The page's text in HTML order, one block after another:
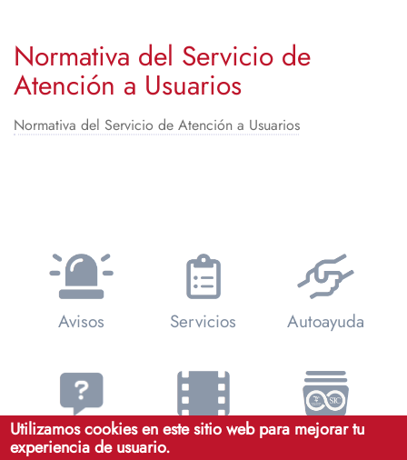
Normativa del Servicio de
Atención a Usuarios
Normativa del Servicio de Atención a Usuarios
Avisos Servicios Autoayuda
FAQs Videotutoriales Catálogo SIC
Utilizamos cookies en este sitio web para mejorar tu
experiencia de usuario.